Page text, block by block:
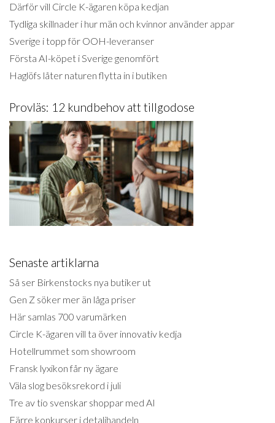
Därför vill Circle K-ägaren köpa kedjan
Tydliga skillnader i hur män och kvinnor använder appar
Sverige i topp för OOH-leveranser
Första AI-köpet i Sverige genomfört
Haglöfs låter naturen flytta in i butiken
Provläs: 12 kundbehov att tillgodose
Senaste artiklarna
Så ser Birkenstocks nya butiker ut
Gen Z söker mer än låga priser
Här samlas 700 varumärken
Circle K-ägaren vill ta över innovativ kedja
Hotellrummet som showroom
Fransk lyxikon får ny ägare
Väla slog besöksrekord i juli
Tre av tio svenskar shoppar med AI
Färre konkurser i detaljhandeln